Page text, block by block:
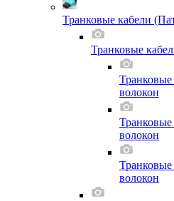
Транковые кабели
Транковые
волокон
волокон
волокон